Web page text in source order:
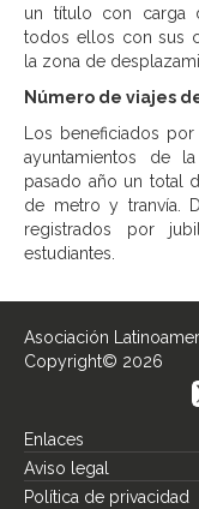
un título con carga
todos ellos con sus
la zona de
Número de viajes
Los beneficiados
ayuntamientos de
pasado año un total
de metro y tranvía.
registrados por
estudiantes.
Asociación
Copyright© 2026
Enlaces
Aviso legal
Política de privacidad